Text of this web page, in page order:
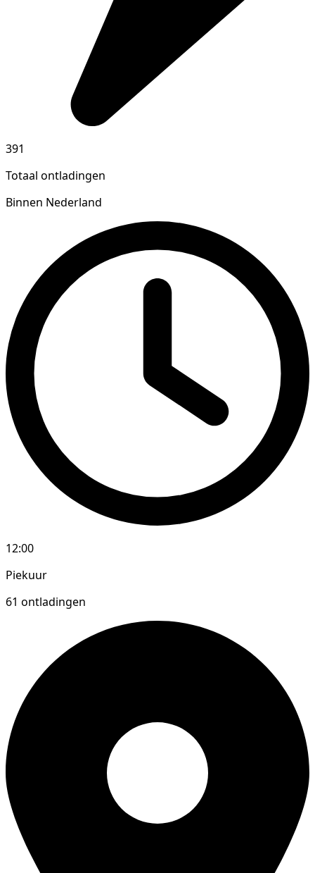
391
Totaal ontladingen
Binnen Nederland
12:00
Piekuur
61 ontladingen